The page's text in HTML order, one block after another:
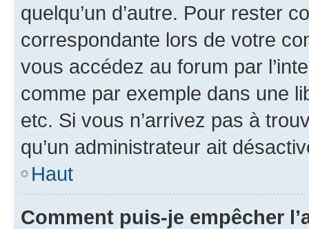
quelqu’un d’autre. Pour rester
correspondante lors de votre
vous accédez au forum par
comme par exemple dans une
etc. Si vous n’arrivez pas à
qu’un administrateur ait
Haut
Comment puis-je empêcher